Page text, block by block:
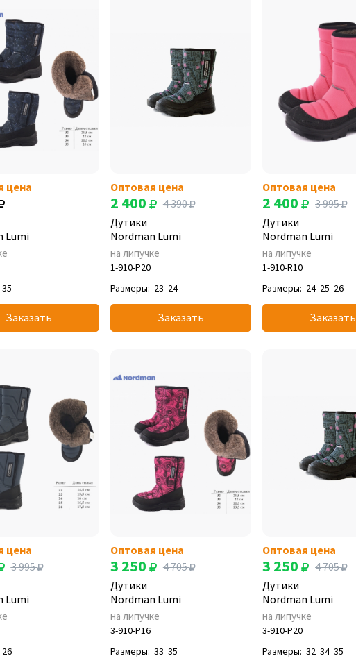
цена
Lumi
35
Заказать
Оптовая цена
2 400
4 390
Дутики
Nordman Lumi
на липучке
1-910-P20
Размеры: 23 24
Заказать
Оптовая цена
2 400
3 995
Дутики
Nordman Lumi
на липучке
1-910-R10
Размеры: 24 25 26
Заказать
цена
3 995
Lumi
26
Оптовая цена
3 250
4 705
Дутики
Nordman Lumi
на липучке
3-910-P16
Размеры: 33 35
Оптовая цена
3 250
4 705
Дутики
Nordman Lumi
на липучке
3-910-P20
Размеры: 32 34 35